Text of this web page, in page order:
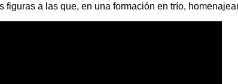
a las que, en una formación en trío,